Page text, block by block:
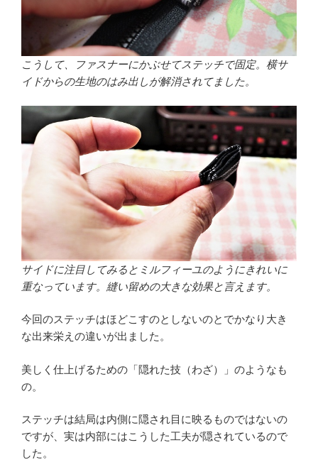
こうして、ファスナーにかぶせてステッチで固定。横サ
イドからの生地のはみ出しが解消されてました。
サイドに注目してみるとミルフィーユのようにきれいに
重なっています。縫い留めの大きな効果と言えます。
今回のステッチはほどこすのとしないのとでかなり大き
な出来栄えの違いが出ました。
美しく仕上げるための「隠れた技（わざ）」のようなも
の。
ステッチは結局は内側に隠され目に映るものではないの
ですが、実は内部にはこうした工夫が隠されているので
した。